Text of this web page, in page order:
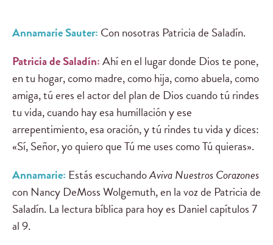
Annamarie Sauter: Con nosotras Patricia de Saladín.
Patricia de Saladín:Ahí en el lugar donde Dios te pone,
en tu hogar, como madre, como hija, como abuela, como
amiga, tú eres el actor del plan de Dios cuando tú rindes
tu vida, cuando hay esa humillación y ese
arrepentimiento, esa oración, y tú rindes tu vida y dices:
«Sí, Señor, yo quiero que Tú me uses como Tú quieras».
Annamarie: Estás escuchandoAviva Nuestros Corazones
con Nancy DeMoss Wolgemuth, en la voz de Patricia de
Saladín. La lectura bíblica para hoy es Daniel capítulos 7
al 9.